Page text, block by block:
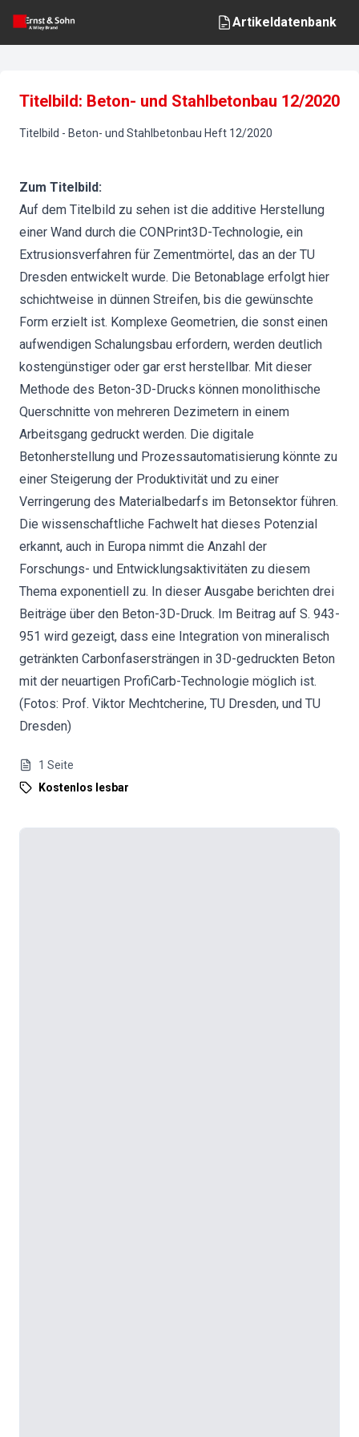
Artikeldatenbank
Titelbild: Beton- und Stahlbetonbau 12/2020
Titelbild - Beton- und Stahlbetonbau Heft 12/2020
Zum Titelbild:
Auf dem Titelbild zu sehen ist die additive Herstellung
einer Wand durch die CONPrint3D-Technologie, ein
Extrusionsverfahren für Zementmörtel, das an der TU
Dresden entwickelt wurde. Die Betonablage erfolgt hier
schichtweise in dünnen Streifen, bis die gewünschte
Form erzielt ist. Komplexe Geometrien, die sonst einen
aufwendigen Schalungsbau erfordern, werden deutlich
kostengünstiger oder gar erst herstellbar. Mit dieser
Methode des Beton-3D-Drucks können monolithische
Querschnitte von mehreren Dezimetern in einem
Arbeitsgang gedruckt werden. Die digitale
Betonherstellung und Prozessautomatisierung könnte zu
einer Steigerung der Produktivität und zu einer
Verringerung des Materialbedarfs im Betonsektor führen.
Die wissenschaftliche Fachwelt hat dieses Potenzial
erkannt, auch in Europa nimmt die Anzahl der
Forschungs- und Entwicklungsaktivitäten zu diesem
Thema exponentiell zu. In dieser Ausgabe berichten drei
Beiträge über den Beton-3D-Druck. Im Beitrag auf S. 943-
951 wird gezeigt, dass eine Integration von mineralisch
getränkten Carbonfasersträngen in 3D-gedruckten Beton
mit der neuartigen ProfiCarb-Technologie möglich ist.
(Fotos: Prof. Viktor Mechtcherine, TU Dresden, und TU
Dresden)
1 Seite
Kostenlos lesbar